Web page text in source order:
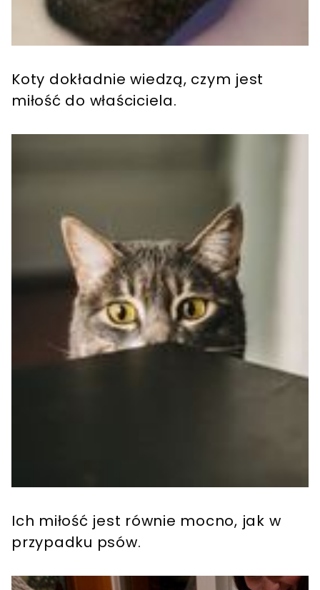
Koty dokładnie wiedzą, czym jest
miłość do właściciela.
Ich miłość jest równie mocno, jak w
przypadku psów.